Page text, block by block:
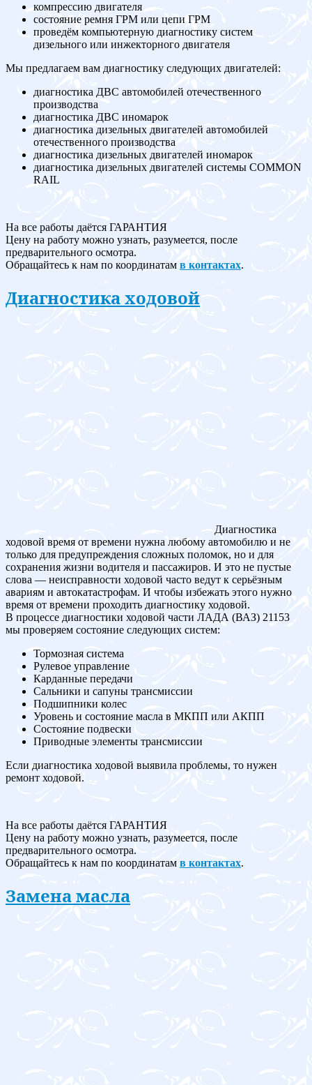
компрессию двигателя
состояние ремня ГРМ или цепи ГРМ
проведём компьютерную диагностику систем
дизельного или инжекторного двигателя
Мы предлагаем вам диагностику следующих двигателей:
диагностика ДВС автомобилей отечественного
производства
диагностика ДВС иномарок
диагностика дизельных двигателей автомобилей
отечественного производства
диагностика дизельных двигателей иномарок
диагностика дизельных двигателей системы COMMON
RAIL
На все работы даётся ГАРАНТИЯ
Цену на работу можно узнать, разумеется, после
предварительного осмотра.
Обращайтесь к нам по координатам в контактах.
Диагностика ходовой
Диагностика
ходовой время от времени нужна любому автомобилю и не
только для предупреждения сложных поломок, но и для
сохранения жизни водителя и пассажиров. И это не пустые
слова — неисправности ходовой часто ведут к серьёзным
авариям и автокатастрофам. И чтобы избежать этого нужно
время от времени проходить диагностику ходовой.
В процессе диагностики ходовой части ЛАДА (ВАЗ) 21153
мы проверяем состояние следующих систем:
Тормозная система
Рулевое управление
Карданные передачи
Сальники и сапуны трансмиссии
Подшипники колес
Уровень и состояние масла в МКПП или АКПП
Состояние подвески
Приводные элементы трансмиссии
Если диагностика ходовой выявила проблемы, то нужен
ремонт ходовой.
На все работы даётся ГАРАНТИЯ
Цену на работу можно узнать, разумеется, после
предварительного осмотра.
Обращайтесь к нам по координатам в контактах.
Замена масла